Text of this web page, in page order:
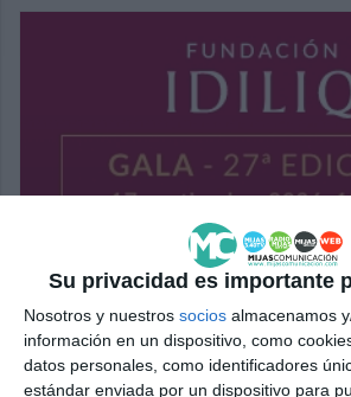
Su privacidad es importante
Nosotros y nuestros socios almacenamos
información en un dispositivo, como
datos personales, como identificadores
estándar enviada por un dispositivo para